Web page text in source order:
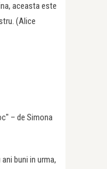
aceasta este
(Alice
– de Simona
buni in urma,